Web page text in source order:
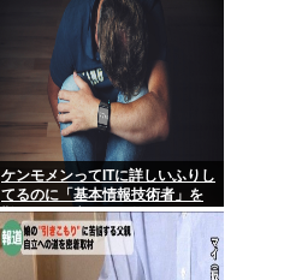
ケンモメンってITに詳しいふりし
てるのに「基本情報技術者」を
難しいって言ってて笑ったわ